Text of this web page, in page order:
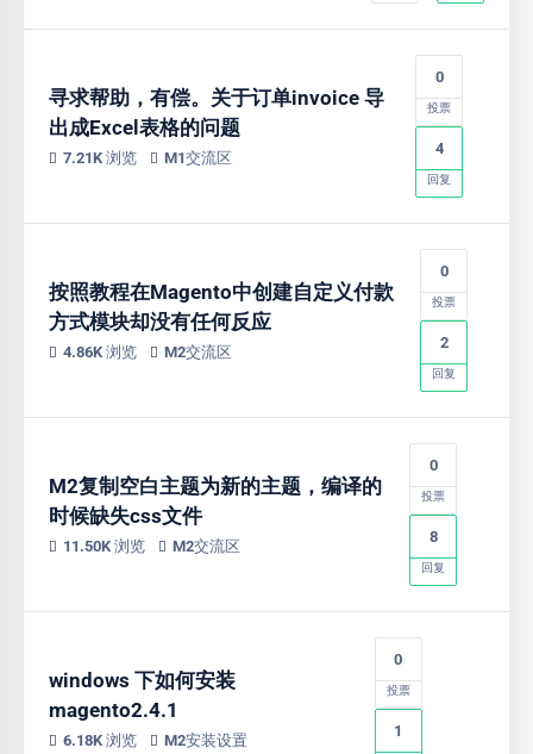
寻求帮助，有偿。关于订单invoice 导
出成Excel表格的问题
7.21K 浏览 M1交流区
0
投票
4
回复
按照教程在Magento中创建自定义付款
方式模块却没有任何反应
4.86K 浏览 M2交流区
0
投票
2
回复
M2复制空白主题为新的主题，编译的
时候缺失css文件
11.50K 浏览 M2交流区
0
投票
8
回复
windows 下如何安装
magento2.4.1
6.18K 浏览 M2安装设置
0
投票
1